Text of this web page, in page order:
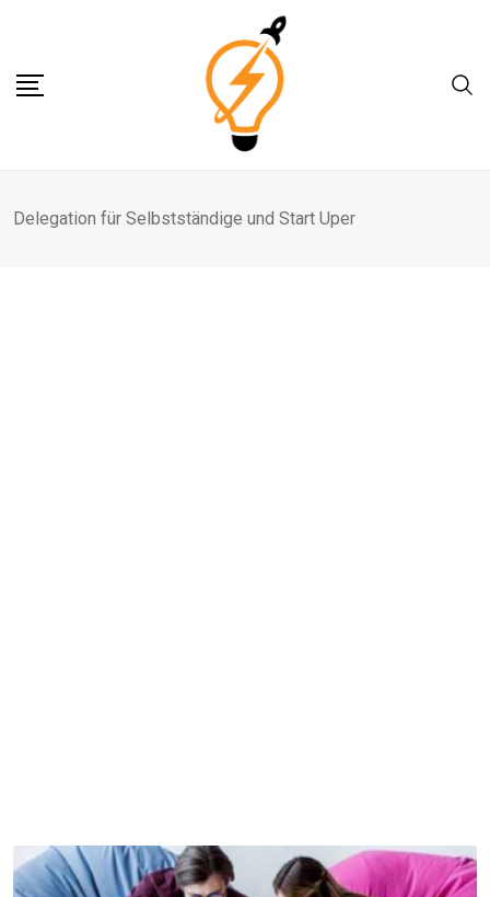
content
Delegation für Selbstständige und Start Uper